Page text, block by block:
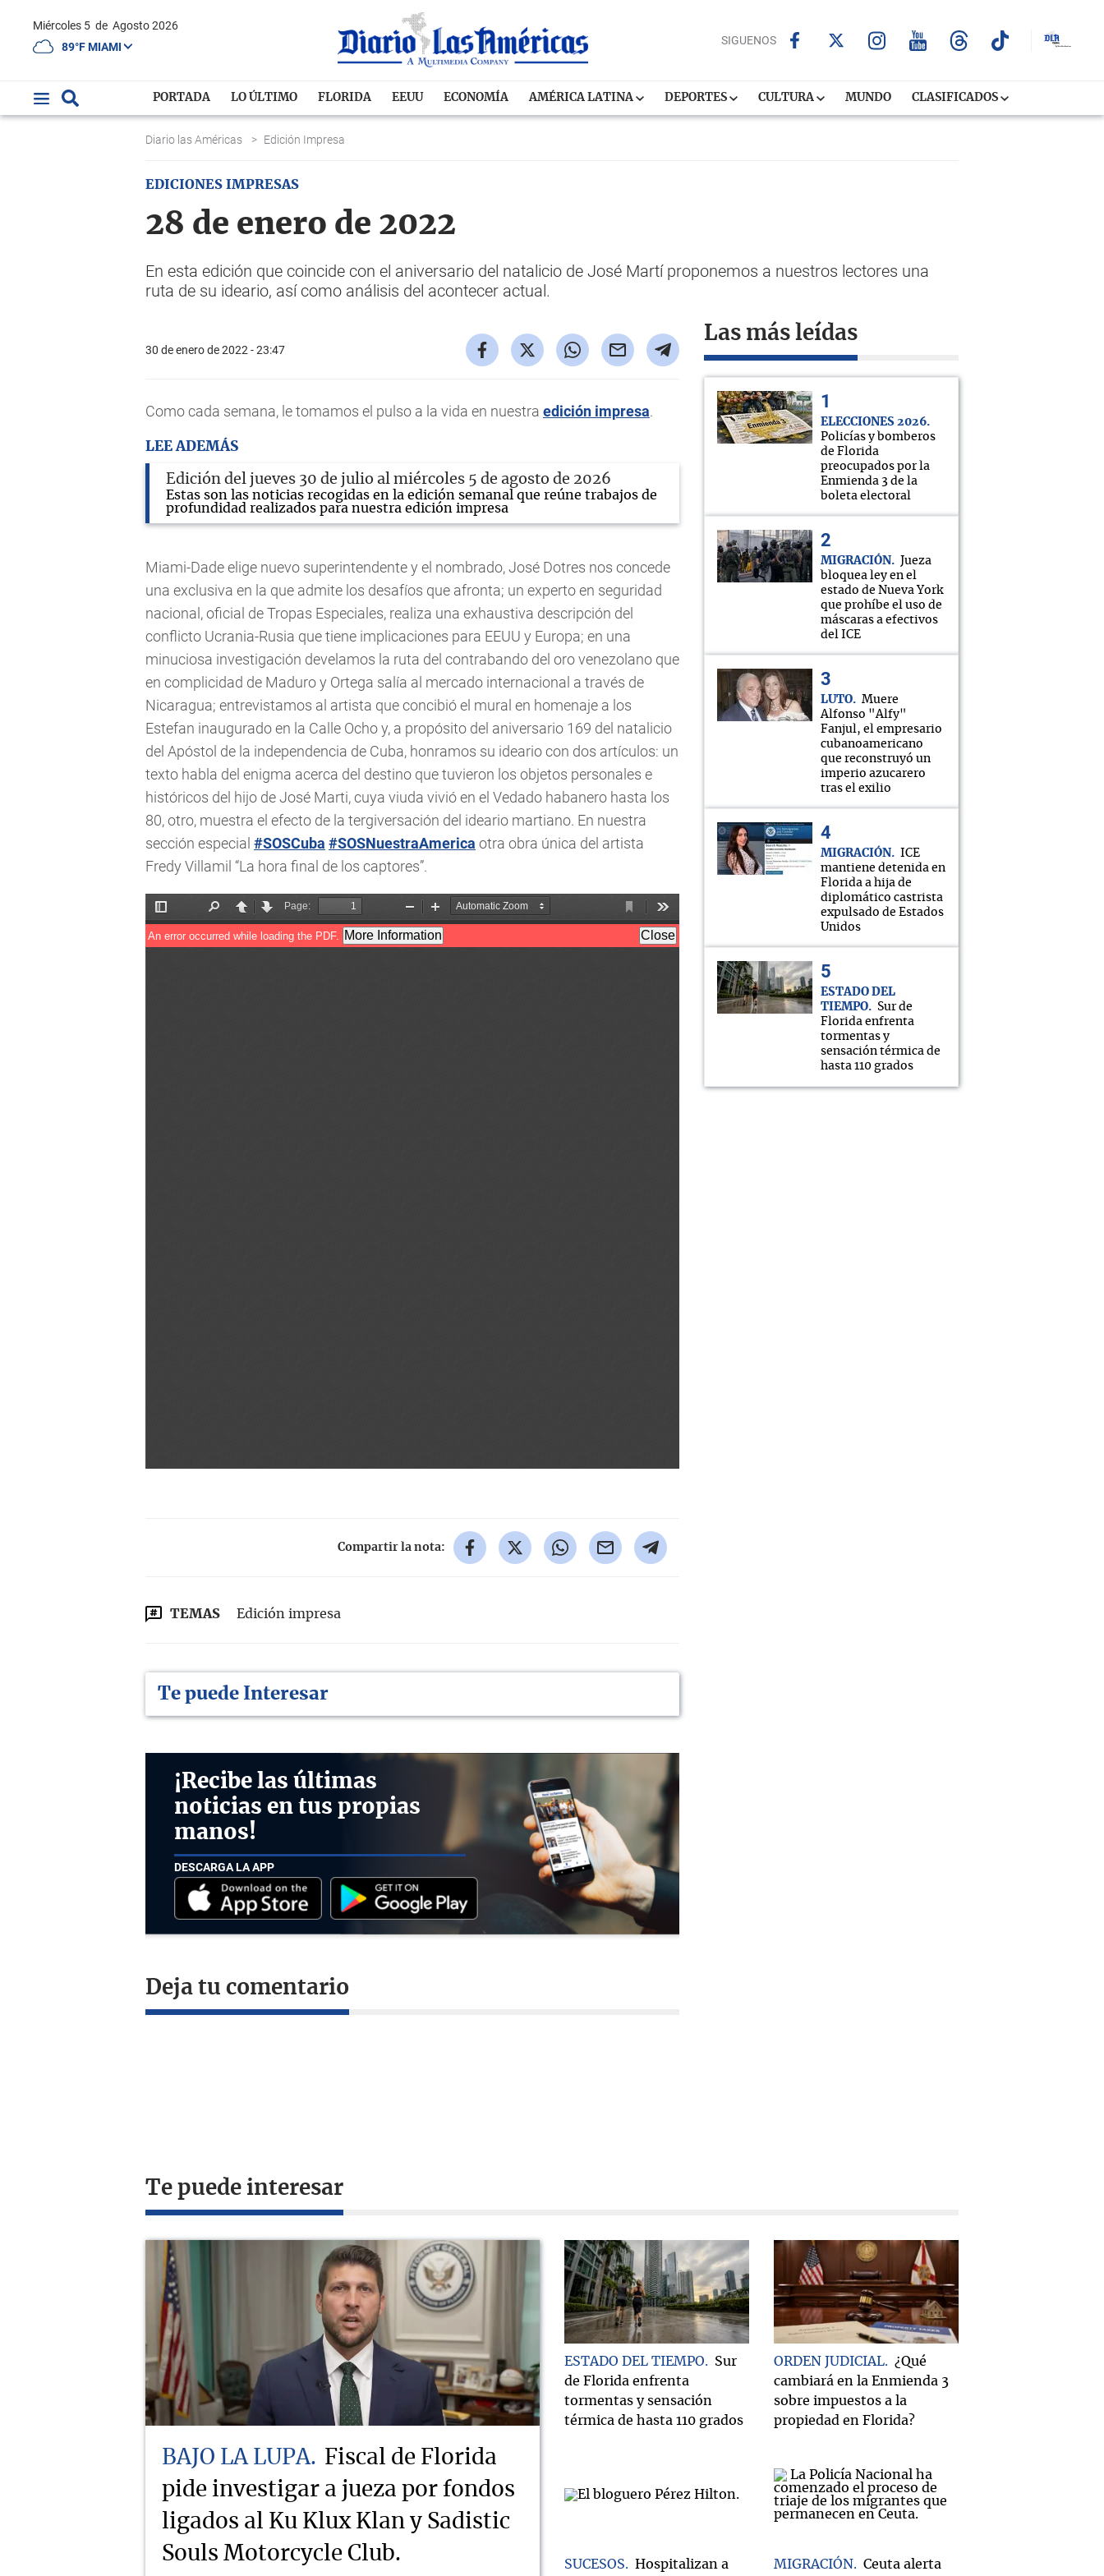
Miércoles 5 de Agosto 2026
89°F MIAMI
SIGUENOS
PORTADA LO ÚLTIMO FLORIDA EEUU ECONOMÍA AMÉRICA LATINA DEPORTES CULTURA MUNDO CLASIFICADOS
Diario las Américas > Edición Impresa
EDICIONES IMPRESAS
28 de enero de 2022
En esta edición que coincide con el aniversario del natalicio de José Martí proponemos a nuestros lectores una
ruta de su ideario, así como análisis del acontecer actual.
30 de enero de 2022 - 23:47
Como cada semana, le tomamos el pulso a la vida en nuestra edición impresa.
LEE ADEMÁS
Edición del jueves 30 de julio al miércoles 5 de agosto de 2026
Estas son las noticias recogidas en la edición semanal que reúne trabajos de
profundidad realizados para nuestra edición impresa
Miami-Dade elige nuevo superintendente y el nombrado, José Dotres nos concede
una exclusiva en la que admite los desafíos que afronta; un experto en seguridad
nacional, oficial de Tropas Especiales, realiza una exhaustiva descripción del
conflicto Ucrania-Rusia que tiene implicaciones para EEUU y Europa; en una
minuciosa investigación develamos la ruta del contrabando del oro venezolano que
en complicidad de Maduro y Ortega salía al mercado internacional a través de
Nicaragua; entrevistamos al artista que concibió el mural en homenaje a los
Estefan inaugurado en la Calle Ocho y, a propósito del aniversario 169 del natalicio
del Apóstol de la independencia de Cuba, honramos su ideario con dos artículos: un
texto habla del enigma acerca del destino que tuvieron los objetos personales e
históricos del hijo de José Marti, cuya viuda vivió en el Vedado habanero hasta los
80, otro, muestra el efecto de la tergiversación del ideario martiano. En nuestra
sección especial #SOSCuba #SOSNuestraAmerica otra obra única del artista
Fredy Villamil “La hora final de los captores”.
Compartir la nota:
TEMAS Edición impresa
Te puede Interesar
¡Recibe las últimas
noticias en tus propias
manos!
DESCARGA LA APP
Deja tu comentario
Las más leídas
ELECCIONES 2026
Policías y bomberos
de Florida
preocupados por la
Enmienda 3 de la
boleta electoral
MIGRACIÓN
Jueza
bloquea ley en el
estado de Nueva York
que prohíbe el uso de
máscaras a efectivos
del ICE
LUTO
Muere
Alfonso "Alfy"
Fanjul, el empresario
cubanoamericano
que reconstruyó un
imperio azucarero
tras el exilio
MIGRACIÓN
ICE
mantiene detenida en
Florida a hija de
diplomático castrista
expulsado de Estados
Unidos
ESTADO DEL
TIEMPO
Sur de
Florida enfrenta
tormentas y
sensación térmica de
hasta 110 grados
Te puede interesar
BAJO LA LUPA
Fiscal de Florida
pide investigar a jueza por fondos
ligados al Ku Klux Klan y Sadistic
Souls Motorcycle Club.
ESTADO DEL TIEMPO
Sur
de Florida enfrenta
tormentas y sensación
térmica de hasta 110 grados
ORDEN JUDICIAL
¿Qué
cambiará en la Enmienda 3
sobre impuestos a la
propiedad en Florida?
SUCESOS Hospitalizan a MIGRACIÓN Ceuta alerta